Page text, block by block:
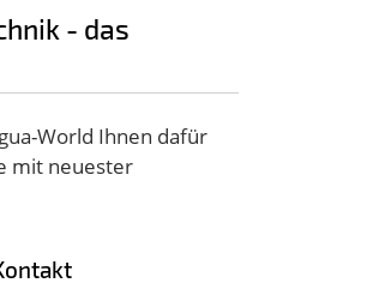
- das
World Ihnen dafür
mit neuester